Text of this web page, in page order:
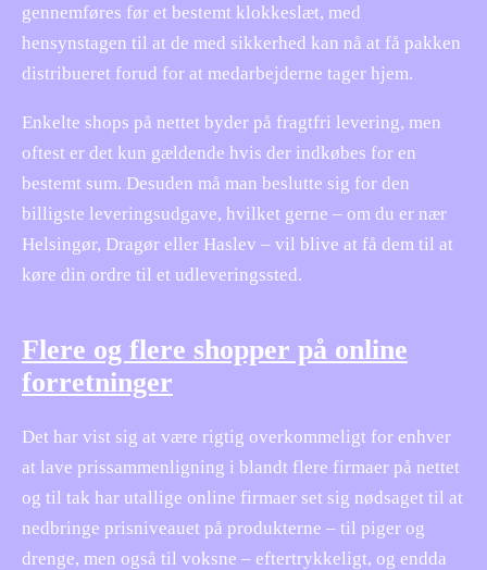
gennemføres før et bestemt klokkeslæt, med
hensynstagen til at de med sikkerhed kan nå at få pakken
distribueret forud for at medarbejderne tager hjem.
Enkelte shops på nettet byder på fragtfri levering, men
oftest er det kun gældende hvis der indkøbes for en
bestemt sum. Desuden må man beslutte sig for den
billigste leveringsudgave, hvilket gerne – om du er nær
Helsingør, Dragør eller Haslev – vil blive at få dem til at
køre din ordre til et udleveringssted.
Flere og flere shopper på online
forretninger
Det har vist sig at være rigtig overkommeligt for enhver
at lave prissammenligning i blandt flere firmaer på nettet
og til tak har utallige online firmaer set sig nødsaget til at
nedbringe prisniveauet på produkterne – til piger og
drenge, men også til voksne – eftertrykkeligt, og endda